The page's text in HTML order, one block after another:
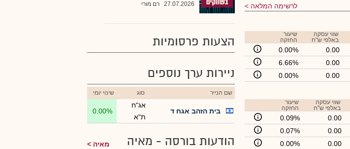
לרשימה המלאה
שווי עסקה
באלפי ש"ח
שיעור
החזקה
0.00
0.00%
0.00
6.66%
0.00
0.00%
שווי עסקה
באלפי ש"ח
שיעור
החזקה
0.00
0.09%
0.00
0.07%
0.00
0.00%
27.07.2026 רם מורי
הצעות פרסומיות
ניירות ערך נוספים
שם הנייר סוג שינוי יומי
בית הזהב אגח ד
אג"ח
ת"א
0.00%
הודעות בורסה - מאיה מאיה